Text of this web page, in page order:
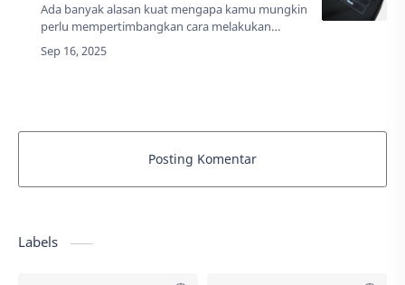
Ada banyak alasan kuat mengapa kamu mungkin
perlu mempertimbangkan cara melakukan
factory reset HP Xiaomi. Ini bukan sekadar
tindakan iseng, melainkan solusi strategis untuk
Posting Komentar
Labels